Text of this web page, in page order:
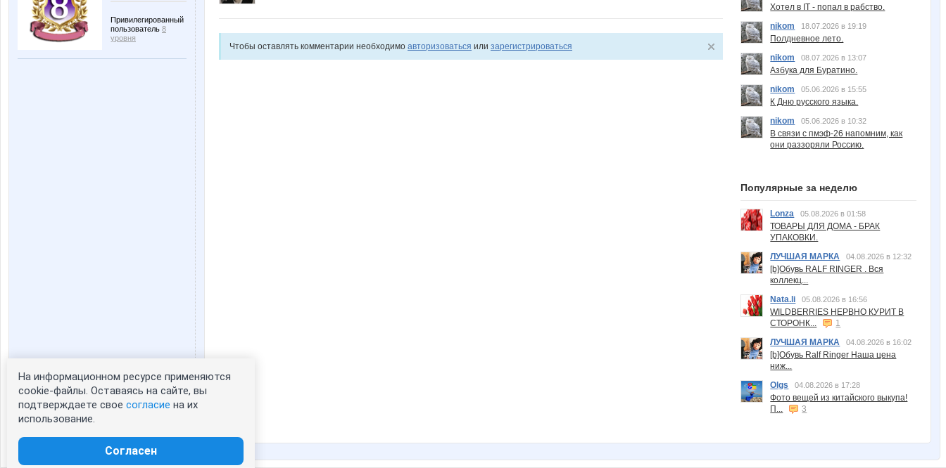
Привилегированный
пользователь 8
уровня
Статистика портрета:
сейчас просматривают портрет - 0
зарегистрированные пользователи
Чтобы оставлять комментарии необходимо авторизоваться или зарегистрироваться
Хотел в IT - попал в рабство.
nikom
18.07.2026 в 19:19
Полдневное лето.
nikom
08.07.2026 в 13:07
Азбука для Буратино.
nikom
05.06.2026 в 15:55
К Дню русского языка.
nikom
05.06.2026 в 10:32
В связи с пмэф-26 напомним, как
они раззоряли Россию.
Популярные за неделю
Lonza 05.08.2026 в 01:58
ТОВАРЫ ДЛЯ ДОМА - БРАК
УПАКОВКИ.
ЛУЧШАЯ МАРКА
04.08.2026 в 12:32
[b]Обувь RALF RINGER . Вся
коллекц...
Nata.li
05.08.2026 в 16:56
WILDBERRIES НЕРВНО КУРИТ В
СТОРОНК...
1
ЛУЧШАЯ МАРКА
04.08.2026 в 16:02
[b]Обувь Ralf Ringer Наша цена
ниж...
Olgs
04.08.2026 в 17:28
Фото вещей из китайского выкупа!
П...
3
На информационном ресурсе применяются
cookie-файлы. Оставаясь на сайте, вы
подтверждаете свое согласие на их
использование.
Согласен